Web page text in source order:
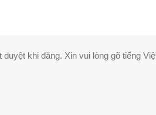
khi đăng. Xin vui lòng gõ tiếng